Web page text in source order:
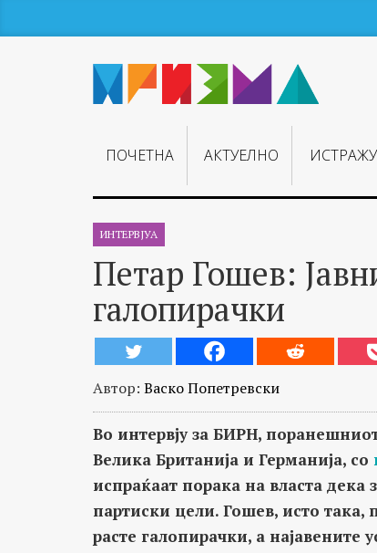
ПОЧЕТНА АКТУЕЛНО
ИНТЕРВЈУА
Петар Гошев:
галопирачки
Автор: Васко Попетревски
Во интервју за БИРН,
Велика Британија и Германија, со
испраќаат порака на власта
партиски цели. Гошев, исто така,
расте галопирачки, а најавените